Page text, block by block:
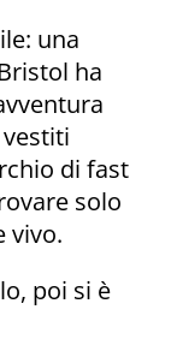
una
ha
di fast
solo
vivo.
poi si è